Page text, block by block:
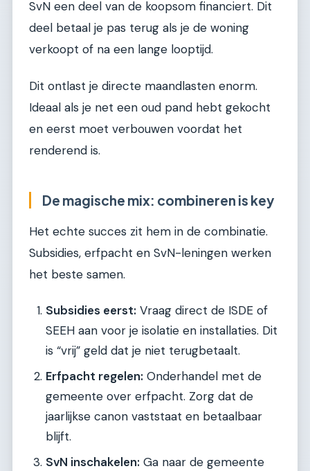
SvN een deel van de koopsom financiert. Dit
deel betaal je pas terug als je de woning
verkoopt of na een lange looptijd.
Dit ontlast je directe maandlasten enorm.
Ideaal als je net een oud pand hebt gekocht
en eerst moet verbouwen voordat het
renderend is.
De magische mix: combineren is key
Het echte succes zit hem in de combinatie.
Subsidies, erfpacht en SvN-leningen werken
het beste samen.
Subsidies eerst: Vraag direct de ISDE of
SEEH aan voor je isolatie en installaties. Dit
is “vrij” geld dat je niet terugbetaalt.
Erfpacht regelen: Onderhandel met de
gemeente over erfpacht. Zorg dat de
jaarlijkse canon vaststaat en betaalbaar
blijft.
SvN inschakelen: Ga naar de gemeente